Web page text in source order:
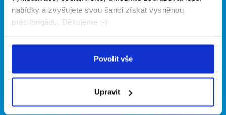
nabídky a zvyšujete svou šanci získat vysněnou
práci/brigádu. Děkujeme :-)
Povolit vše
Upravit
Hledané brigády
Ceník
Kontakt
Upravit předvolby cookies
Naše další projekty
Mobilní aplikace
Nabídka práce z celé ČR